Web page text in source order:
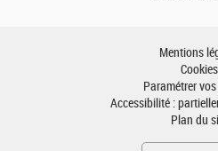
Mentions
Cookies
Paramétrer
Accessibilité :
Plan du